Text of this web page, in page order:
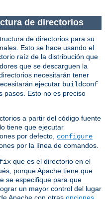
de directorios
de directorios para su
Esto se hace usando el
raíz de la distribución que
que se descarguen la
necesitarán tener
ejecutar buildconf
pasos. Esto no es preciso
a partir del código fuente
tiene que ejecutar
por defecto, configure
por la línea de comandos.
que es el directorio en el
porque Apache tiene que
se especifique para que
un mayor control del lugar